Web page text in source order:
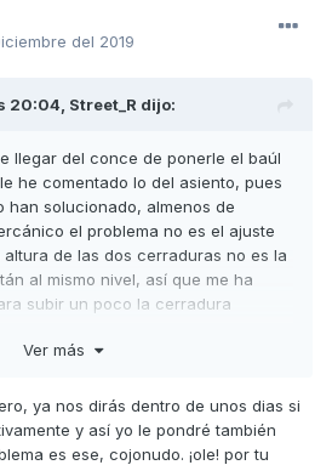
del 2019
20:04, Street_R dijo:
llegar del conce de ponerle el baúl
he comentado lo del asiento, pues
han solucionado, almenos de
el problema no es el ajuste
de las dos cerraduras no es la
al mismo nivel, así que me ha
subir un poco la cerradura
haber si sigue igual y en tal caso ya
Ver más
ya nos dirás dentro de unos dias si
y así yo le pondré también
es ese, cojonudo. ¡ole! por tu